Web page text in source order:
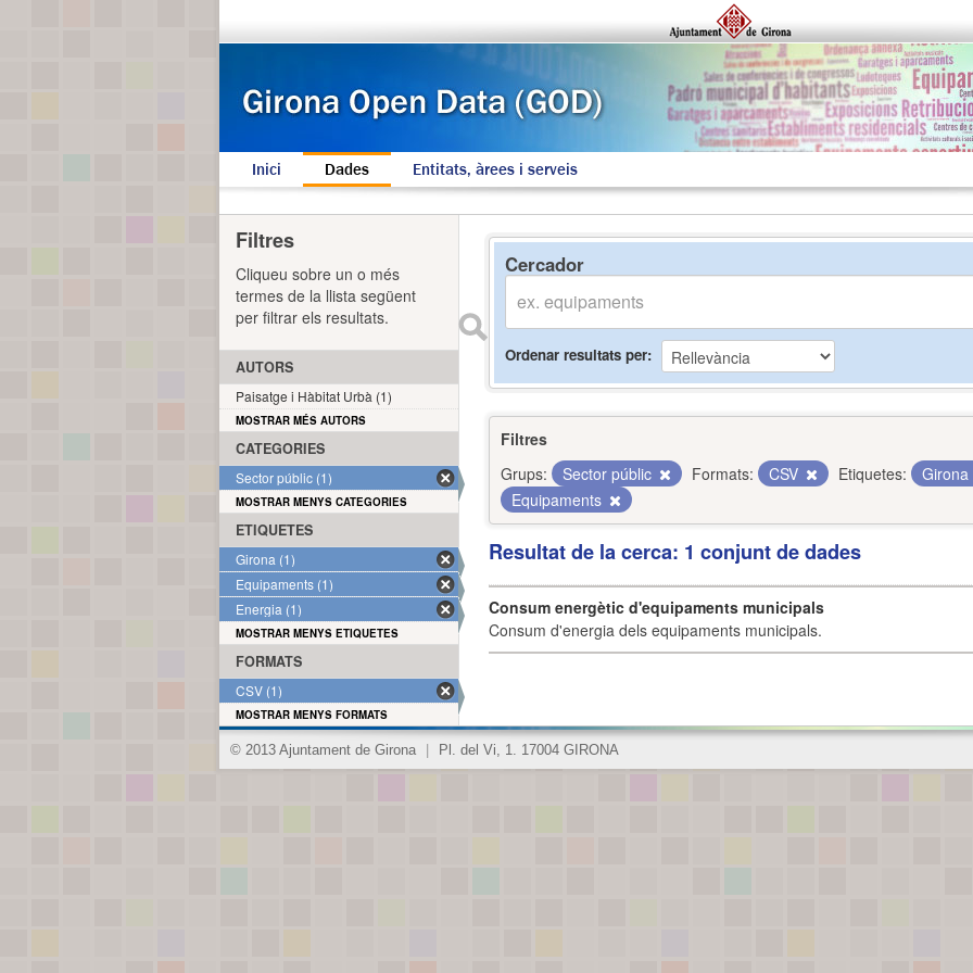
Inici Dades Entitats, àrees i serveis
Cercador
Ordenar resultats per
Filtres
Grups:
Sector públic Formats: CSV Etiquetes:
Girona
Equipaments
Resultat de la cerca: 1 conjunt de dades
Consum energètic d'equipaments municipals
Consum d'energia dels equipaments municipals.
Filtres
Cliqueu sobre un o més
termes de la llista següent
per filtrar els resultats.
AUTORS
Paisatge i Hàbitat Urbà (1)
MOSTRAR MÉS AUTORS
CATEGORIES
Sector públic (1)
MOSTRAR MENYS CATEGORIES
ETIQUETES
Girona (1)
Equipaments (1)
Energia (1)
MOSTRAR MENYS ETIQUETES
FORMATS
CSV (1)
MOSTRAR MENYS FORMATS
© 2013 Ajuntament de Girona Pl. del Vi, 1. 17004 GIRONA